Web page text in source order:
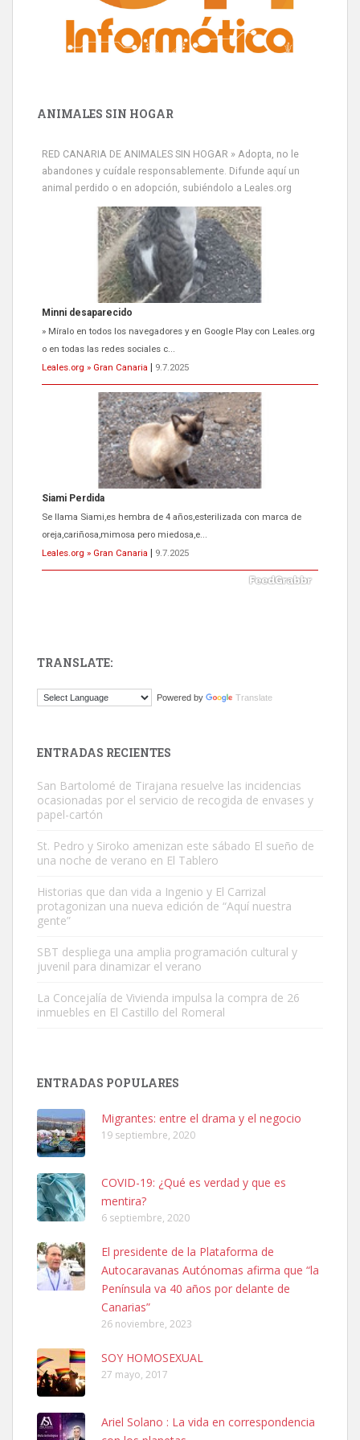
ANIMALES SIN HOGAR
RED CANARIA DE ANIMALES SIN HOGAR » Adopta, no le
abandones y cuídale responsablemente. Difunde aquí un
animal perdido o en adopción, subiéndolo a Leales.org
Minni desaparecido
» Míralo en todos los navegadores y en Google Play con Leales.org
o en todas las redes sociales c...
Leales.org » Gran Canaria
9.7.2025
Siami Perdida
Se llama Siami,es hembra de 4 años,esterilizada con marca de
oreja,cariñosa,mimosa pero miedosa,e...
Leales.org » Gran Canaria
9.7.2025
El ayuntamiento se va a llevar a Los Gatos callejeros de la zona los
Este gato macho ha aparecido en la calle hace menos de un mes,
es muy manso y extremadamente cari...
Leales.org » Gran Canaria
Leales.org » Gran Canaria
SHIBA PERDIDO AVDA JOSE MESA Y LOPEZ
PERRO MACHO RAZA SHIBA CON MICROCHIP PERDIDO HOY
06/07/2025 ZONA MESA Y LOPEZ. ES MUY ASUSTADIZO
Leales.org » Gran Canaria
6.7.2025
Ninfa perdida
TRANSLATE:
Powered by Translate
ENTRADAS RECIENTES
San Bartolomé de Tirajana resuelve las incidencias
ocasionadas por el servicio de recogida de envases y
papel-cartón
St. Pedro y Siroko amenizan este sábado El sueño de
una noche de verano en El Tablero
Historias que dan vida a Ingenio y El Carrizal
protagonizan una nueva edición de “Aquí nuestra
gente”
SBT despliega una amplia programación cultural y
juvenil para dinamizar el verano
La Concejalía de Vivienda impulsa la compra de 26
inmuebles en El Castillo del Romeral
ENTRADAS POPULARES
Migrantes: entre el drama y el negocio
19 septiembre, 2020
COVID-19: ¿Qué es verdad y que es
mentira?
6 septiembre, 2020
El presidente de la Plataforma de
Autocaravanas Autónomas afirma que “la
Península va 40 años por delante de
Canarias”
26 noviembre, 2023
SOY HOMOSEXUAL
27 mayo, 2017
Ariel Solano : La vida en correspondencia